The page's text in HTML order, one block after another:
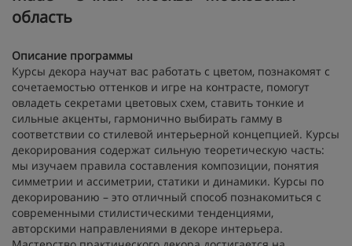
область
Описание программы
Курсы декора научат вас работать с цветом, познакомят с
сочетаемостью оттенков и игре на контрасте, помогут
овладеть секретами цветовых схем, ставить тонкие и
сильные акценты, гармонично выбирать гамму в
соответствии со стилевой интерьерной концепцией. Курсы
декорирования содержат сильную теоретическую часть:
мы изучаем правила составления композиции, понятия
симметрии и ассиметрии, статики и динамики. Курсы по
декорированию – это отличный способ познакомиться с
современными стилистическими тенденциями,
авторскими направлениями в декоре интерьера.